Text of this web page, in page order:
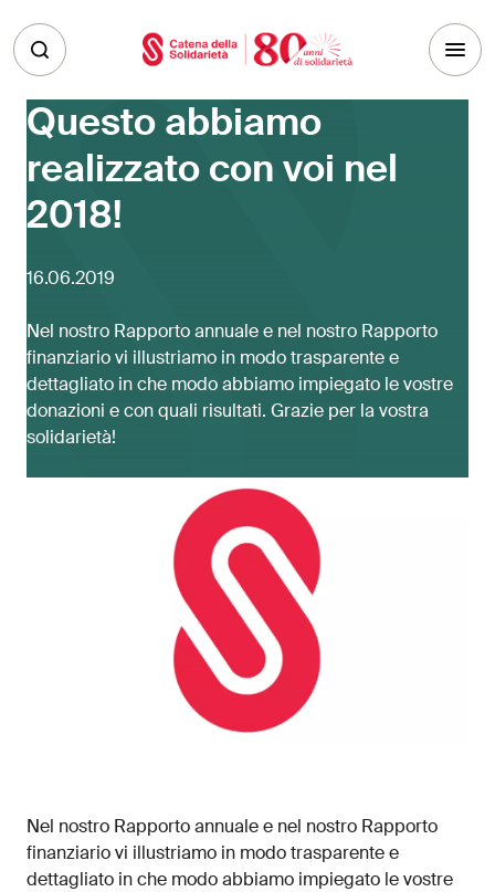
Questo abbiamo
realizzato con voi nel
2018!
16.06.2019
Nel nostro Rapporto annuale e nel nostro Rapporto
finanziario vi illustriamo in modo trasparente e
dettagliato in che modo abbiamo impiegato le vostre
donazioni e con quali risultati. Grazie per la vostra
solidarietà!
Nel nostro Rapporto annuale e nel nostro Rapporto
finanziario vi illustriamo in modo trasparente e
dettagliato in che modo abbiamo impiegato le vostre